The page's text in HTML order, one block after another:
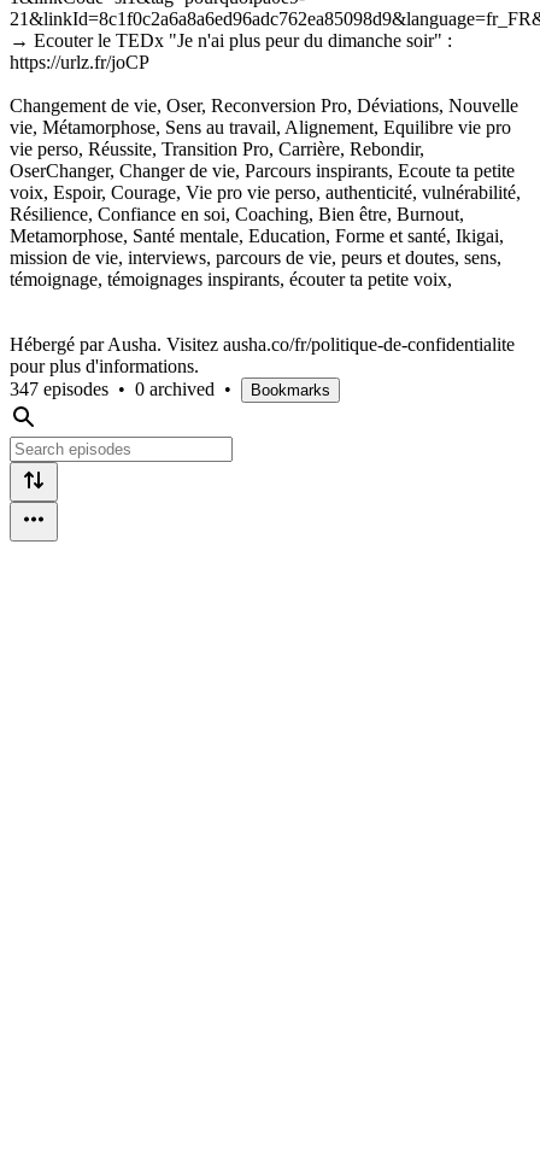
→ Ecouter le TEDx "Je n'ai plus peur du dimanche soir" :
https://urlz.fr/joCP
Changement de vie, Oser, Reconversion Pro, Déviations, Nouvelle
vie, Métamorphose, Sens au travail, Alignement, Equilibre vie pro
vie perso, Réussite, Transition Pro, Carrière, Rebondir,
OserChanger, Changer de vie, Parcours inspirants, Ecoute ta petite
voix, Espoir, Courage, Vie pro vie perso, authenticité, vulnérabilité,
Résilience, Confiance en soi, Coaching, Bien être, Burnout,
Metamorphose, Santé mentale, Education, Forme et santé, Ikigai,
mission de vie, interviews, parcours de vie, peurs et doutes, sens,
témoignage, témoignages inspirants, écouter ta petite voix,
Hébergé par Ausha. Visitez ausha.co/fr/politique-de-confidentialite
pour plus d'informations.
347 episodes • 0 archived • Bookmarks